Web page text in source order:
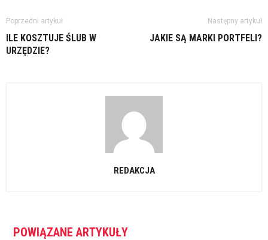
Poprzedni artykuł
ILE KOSZTUJE ŚLUB W
URZĘDZIE?
Następny artykuł
JAKIE SĄ MARKI PORTFELI?
REDAKCJA
POWIĄZANE ARTYKUŁY